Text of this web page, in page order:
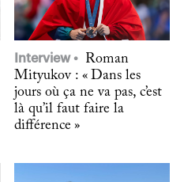
Interview
Roman
Mityukov : « Dans les
jours où ça ne va pas, c’est
là qu’il faut faire la
différence »